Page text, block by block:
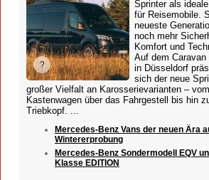
Sprinter als
für Reisemobile.
neueste
noch mehr
Komfort und
Auf dem Caravan
in Düsseldorf
sich der neue
großer Vielfalt an Karosserievarianten – vom
Kastenwagen über das Fahrgestell bis hin
Triebkopf. ...
Mercedes-Benz Vans der neuen Ära
Wintererprobung
Mercedes-Benz Sondermodell EQV
Klasse EDITION